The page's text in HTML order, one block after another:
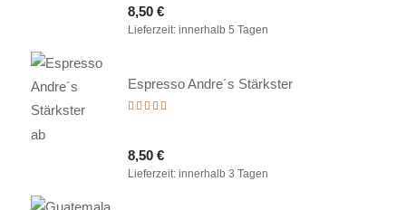
von 5
8,50 €
Lieferzeit: innerhalb 5 Tagen
Espresso Andre´s Stärkster
von 5
ab
8,50 €
Lieferzeit: innerhalb 3 Tagen